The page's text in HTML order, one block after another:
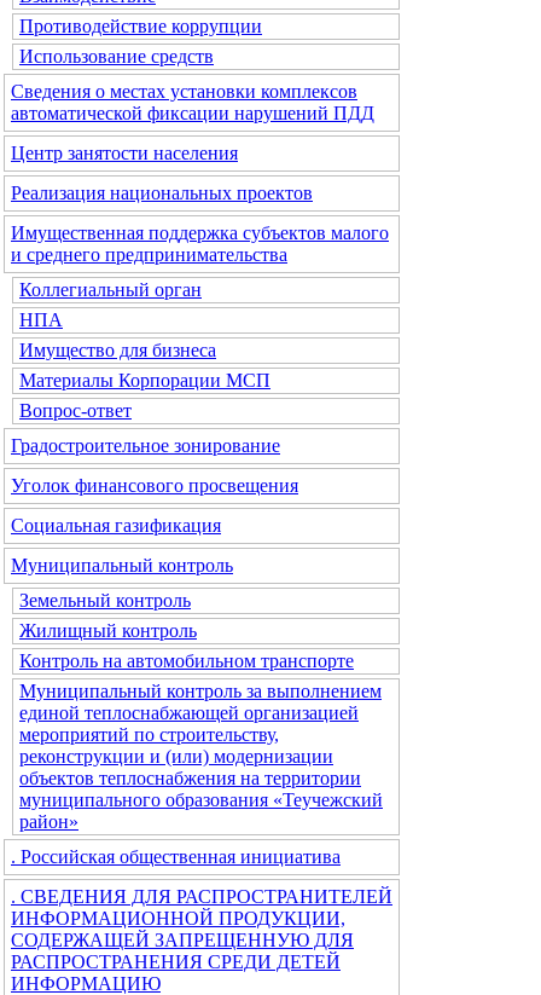
Противодействие коррупции
Использование средств
Сведения о местах установки комплексов
автоматической фиксации нарушений ПДД
Центр занятости населения
Реализация национальных проектов
Имущественная поддержка субъектов малого
и среднего предпринимательства
Коллегиальный орган
НПА
Имущество для бизнеса
Материалы Корпорации МСП
Вопрос-ответ
Градостроительное зонирование
Уголок финансового просвещения
Социальная газификация
Муниципальный контроль
Земельный контроль
Жилищный контроль
Контроль на автомобильном транспорте
Муниципальный контроль за выполнением
единой теплоснабжающей организацией
мероприятий по строительству,
реконструкции и (или) модернизации
объектов теплоснабжения на территории
муниципального образования «Теучежский
район»
. Российская общественная инициатива
. СВЕДЕНИЯ ДЛЯ РАСПРОСТРАНИТЕЛЕЙ
ИНФОРМАЦИОННОЙ ПРОДУКЦИИ,
СОДЕРЖАЩЕЙ ЗАПРЕЩЕННУЮ ДЛЯ
РАСПРОСТРАНЕНИЯ СРЕДИ ДЕТЕЙ
ИНФОРМАЦИЮ